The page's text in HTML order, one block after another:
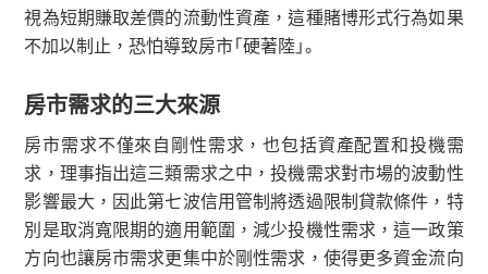
視為短期賺取差價的流動性資產，這種賭博形式行為如果
不加以制止，恐怕導致房市「硬著陸」。
房市需求的三大來源
房市需求不僅來自剛性需求，也包括資產配置和投機需
求，理事指出這三類需求之中，投機需求對市場的波動性
影響最大，因此第七波信用管制將透過限制貸款條件，特
別是取消寬限期的適用範圍，減少投機性需求，這一政策
方向也讓房市需求更集中於剛性需求，使得更多資金流向